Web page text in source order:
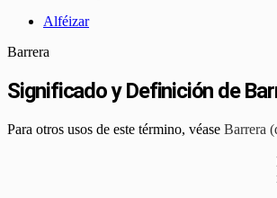
Alféizar
Barrera
Significado y Definición de
Para otros usos de este término, véase Barrera